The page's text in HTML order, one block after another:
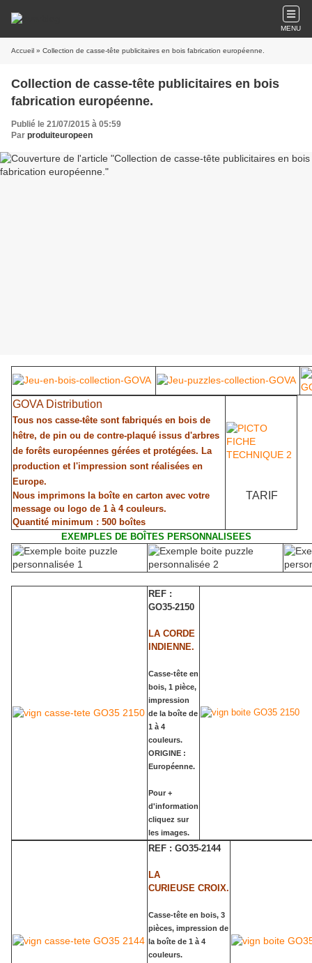
MENU
Accueil » Collection de casse-tête publicitaires en bois fabrication européenne.
Collection de casse-tête publicitaires en bois
fabrication européenne.
Publié le 21/07/2015 à 05:59
Par produiteuropeen
GOVA Distribution
Tous nos casse-tête sont fabriqués en bois de
hêtre, de pin ou de contre-plaqué issus d'arbres
de forêts européennes gérées et protégées. La
production et l'impression sont réalisées en
Europe.
Nous imprimons la boîte en carton avec votre
message ou logo de 1 à 4 couleurs.
Quantité minimum : 500 boîtes
TARIF
EXEMPLES DE BOÎTES PERSONNALISEES
REF :
GO35-2150
LA CORDE
INDIENNE.
Casse-tête en
bois, 1 pièce,
impression
de la boîte de
1 à 4
couleurs.
ORIGINE :
Européenne.
Pour +
d'information
cliquez sur
les images.
REF : GO35-2144
LA
CURIEUSE CROIX.
Casse-tête en bois, 3
pièces, impression de
la boîte de 1 à 4
couleurs.